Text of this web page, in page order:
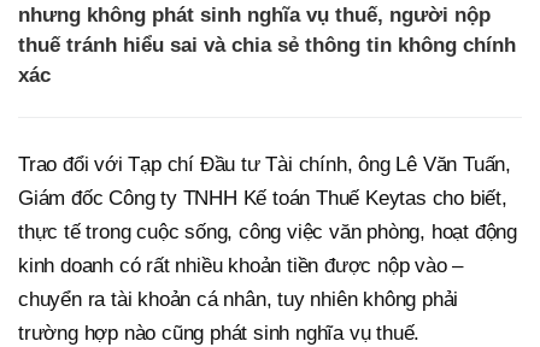
nhưng không phát sinh nghĩa vụ thuế, người nộp
thuế tránh hiểu sai và chia sẻ thông tin không chính
xác
Trao đổi với Tạp chí Đầu tư Tài chính, ông Lê Văn Tuấn,
Giám đốc Công ty TNHH Kế toán Thuế Keytas cho biết,
thực tế trong cuộc sống, công việc văn phòng, hoạt động
kinh doanh có rất nhiều khoản tiền được nộp vào –
chuyển ra tài khoản cá nhân, tuy nhiên không phải
trường hợp nào cũng phát sinh nghĩa vụ thuế.